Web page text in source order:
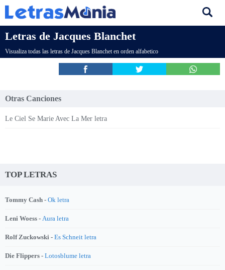
Letras de Jacques Blanchet
Visualiza todas las letras de Jacques Blanchet en orden alfabetico
Otras Canciones
Le Ciel Se Marie Avec La Mer letra
TOP LETRAS
Tommy Cash - Ok letra
Leni Woess - Aura letra
Rolf Zuckowski - Es Schneit letra
Die Flippers - Lotosblume letra